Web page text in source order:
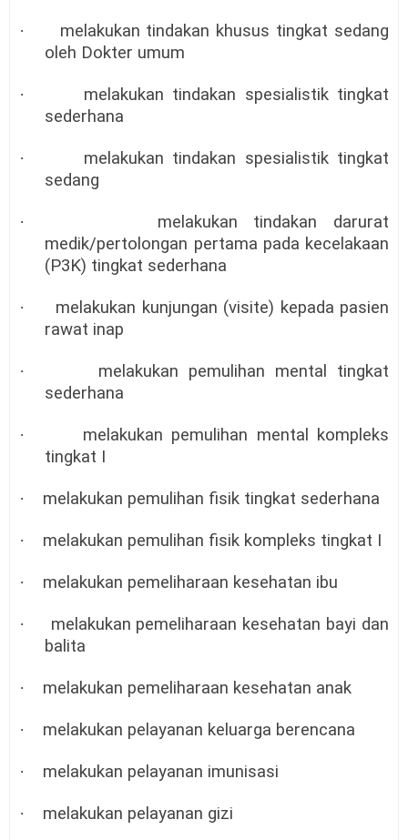
·
melakukan tindakan khusus tingkat sedang
oleh Dokter umum
·
melakukan tindakan spesialistik tingkat
sederhana
·
melakukan tindakan spesialistik tingkat
sedang
·
melakukan tindakan darurat
medik/pertolongan pertama pada kecelakaan
(P3K) tingkat sederhana
·
melakukan kunjungan (visite) kepada pasien
rawat inap
·
melakukan pemulihan mental tingkat
sederhana
·
melakukan pemulihan mental kompleks
tingkat I
· melakukan pemulihan fisik tingkat sederhana
· melakukan pemulihan fisik kompleks tingkat I
· melakukan pemeliharaan kesehatan ibu
·
melakukan pemeliharaan kesehatan bayi dan
balita
· melakukan pemeliharaan kesehatan anak
· melakukan pelayanan keluarga berencana
· melakukan pelayanan imunisasi
· melakukan pelayanan gizi